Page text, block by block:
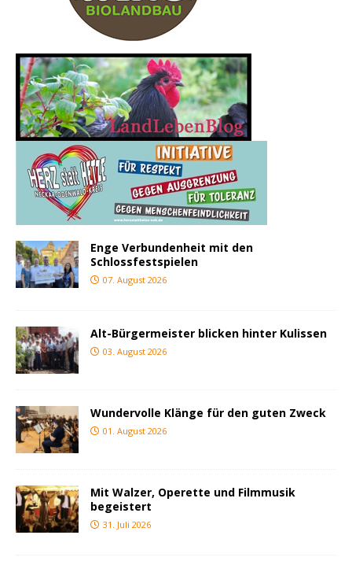
Enge Verbundenheit mit den
Schlossfestspielen
07. August 2026
Alt-Bürgermeister blicken hinter Kulissen
03. August 2026
Wundervolle Klänge für den guten Zweck
01. August 2026
Mit Walzer, Operette und Filmmusik
begeistert
31. Juli 2026